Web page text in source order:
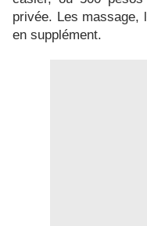
privée. Les massage,
en supplément.